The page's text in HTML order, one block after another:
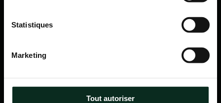
Statistiques
Marketing
Tout autoriser
P.F.C.A Pompes Funèbres des Communes Associées
Itinéraire
Navigation